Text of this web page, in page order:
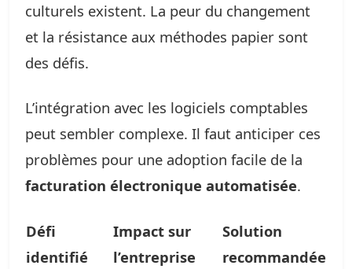
culturels existent. La peur du changement
et la résistance aux méthodes papier sont
des défis.
L’intégration avec les logiciels comptables
peut sembler complexe. Il faut anticiper ces
problèmes pour une adoption facile de la
facturation électronique automatisée.
Défi
identifié
Impact sur
l’entreprise
Solution
recommandée